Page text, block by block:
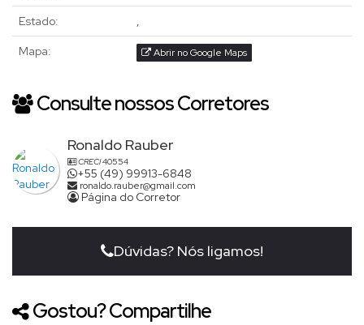
Estado: ,
Mapa: Abrir no Google Maps
Consulte nossos Corretores
Ronaldo Rauber
CRECI40554
+55 (49) 99913-6848
ronaldo.rauber@gmail.com
Página do Corretor
Dúvidas? Nós ligamos!
Gostou? Compartilhe